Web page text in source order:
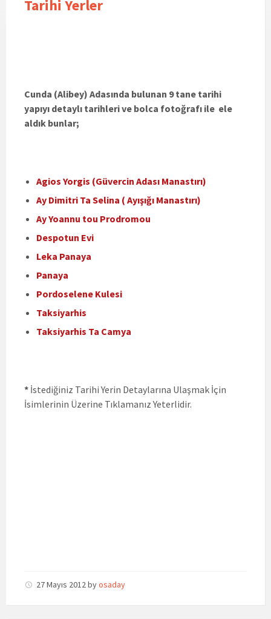
Tarihi Yerler
Cunda (Alibey) Adasında bulunan 9 tane tarihi
yapıyı detaylı tarihleri ve bolca fotoğrafı ile ele
aldık bunlar;
Agios Yorgis (Güvercin Adası Manastırı)
Ay Dimitri Ta Selina ( Ayışığı Manastırı)
Ay Yoannu tou Prodromou
Despotun Evi
Leka Panaya
Panaya
Pordoselene Kulesi
Taksiyarhis
Taksiyarhis Ta Camya
* İstediğiniz Tarihi Yerin Detaylarına Ulaşmak İçin
İsimlerinin Üzerine Tıklamanız Yeterlidir.
27 Mayıs 2012byosaday